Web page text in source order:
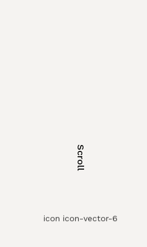
Scroll
icon icon-vector-6